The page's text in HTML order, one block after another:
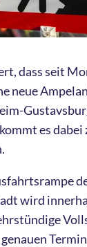
dass seit
neue
es
wird